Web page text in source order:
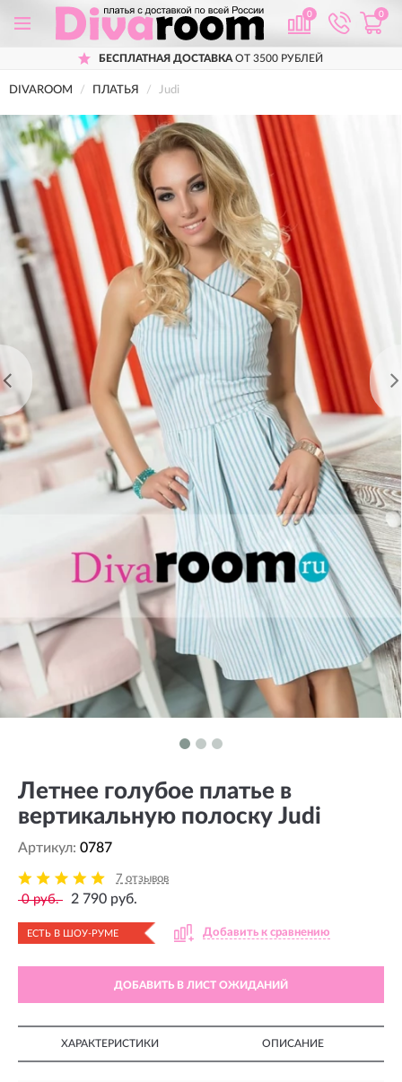
0 0
БЕСПЛАТНАЯ ДОСТАВКАОТ 3500 РУБЛЕЙ
DIVAROOM ПЛАТЬЯ Judi
Летнее голубое платье в
вертикальную полоску Judi
Артикул: 0787
7 отзывов
0 руб. 2 790 руб.
ЕСТЬ В ШОУ-РУМЕ Добавить к сравнению
ДОБАВИТЬ В ЛИСТ ОЖИДАНИЙ
ХАРАКТЕРИСТИКИ ОПИСАНИЕ